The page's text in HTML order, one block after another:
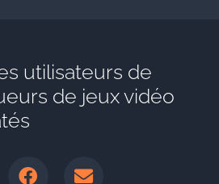
utilisateurs de
de jeux vidéo